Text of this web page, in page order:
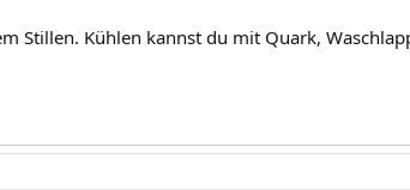
Stillen. Kühlen kannst du mit Quark,